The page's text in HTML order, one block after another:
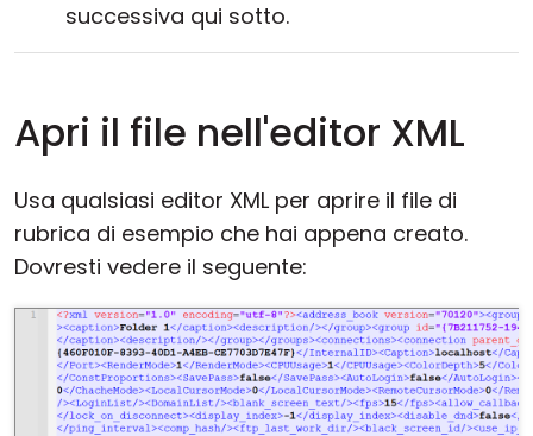
successiva qui sotto.
Apri il file nell'editor XML
Usa qualsiasi editor XML per aprire il file di
rubrica di esempio che hai appena creato.
Dovresti vedere il seguente: